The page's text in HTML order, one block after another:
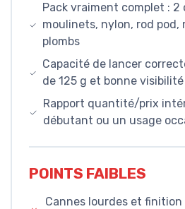
Pack vraiment complet : 2
moulinets, nylon, rod pod,
plombs
Capacité de lancer
de 125 g et bonne
Rapport quantité/prix
débutant ou un usage
POINTS FAIBLES
Cannes lourdes et